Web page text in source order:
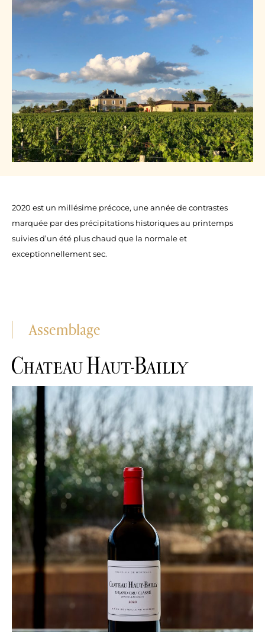
2020 est un millésime précoce, une année de contrastes
marquée par des précipitations historiques au printemps
suivies d’un été plus chaud que la normale et
exceptionnellement sec.
Assemblage